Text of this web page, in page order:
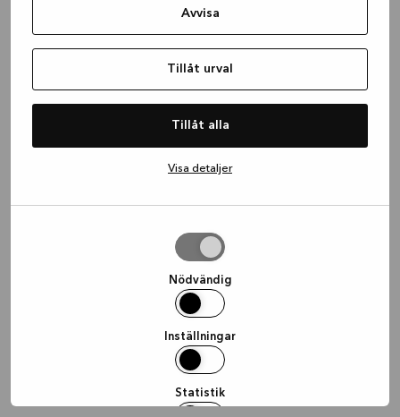
Avvisa
Tillåt urval
Tillåt alla
Visa detaljer
Nödvändig
Inställningar
Statistik
(see the browser console for more
information).